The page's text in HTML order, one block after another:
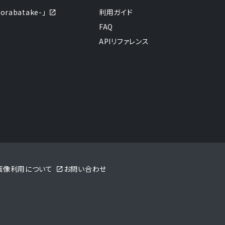
」
利用ガイド
FAQ
APIリファレンス
利用について お問い合わせ